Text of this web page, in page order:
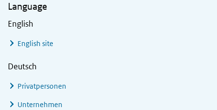
Language
English
English site
Deutsch
Privatpersonen
Unternehmen